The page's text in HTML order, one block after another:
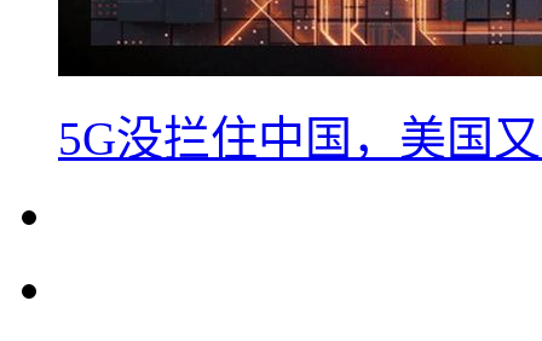
5G没拦住中国，美国